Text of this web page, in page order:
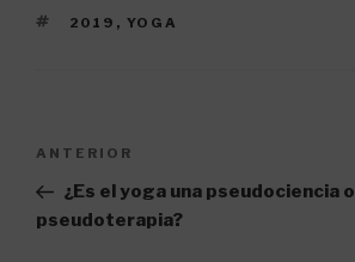
ETIQUETAS
2019 , YOGA
entradas
Entrada
anterior:
ANTERIOR
¿Es el yoga una pseudociencia o
pseudoterapia?